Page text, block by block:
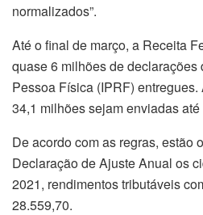
normalizados”.
Até o final de março, a Receita
quase 6 milhões de declarações
Pessoa Física (IPRF)
34,1 milhões sejam enviadas
De acordo com as regras, estão
Declaração de Ajuste Anual os
2021, rendimentos tributáveis
28.559,70.